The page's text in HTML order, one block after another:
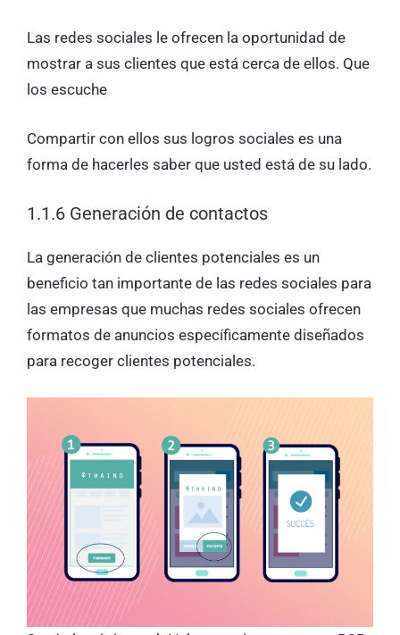
Las redes sociales le ofrecen la oportunidad de
mostrar a sus clientes que está cerca de ellos. Que
los escuche
Compartir con ellos sus logros sociales es una
forma de hacerles saber que usted está de su lado.
1.1.6 Generación de contactos
La generación de clientes potenciales es un
beneficio tan importante de las redes sociales para
las empresas que muchas redes sociales ofrecen
formatos de anuncios específicamente diseñados
para recoger clientes potenciales.